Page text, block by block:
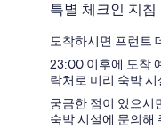
특별 체크인 지침
도착하시면 프런트
23:00 이후에 도착
락처로 미리 숙박
궁금한 점이 있으시
숙박 시설에 문의해